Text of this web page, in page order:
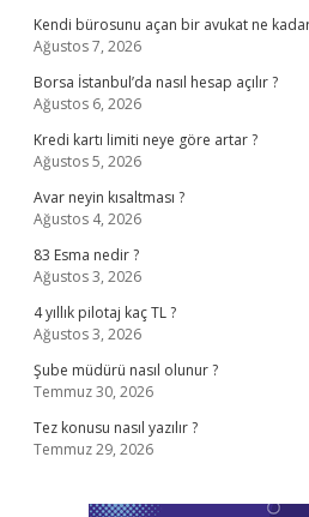
Kendi bürosunu açan bir avukat ne
Ağustos 7, 2026
Borsa İstanbul’da nasıl hesap açılır ?
Ağustos 6, 2026
Kredi kartı limiti neye göre artar ?
Ağustos 5, 2026
Avar neyin kısaltması ?
Ağustos 4, 2026
83 Esma nedir ?
Ağustos 3, 2026
4 yıllık pilotaj kaç TL ?
Ağustos 3, 2026
Şube müdürü nasıl olunur ?
Temmuz 30, 2026
Tez konusu nasıl yazılır ?
Temmuz 29, 2026